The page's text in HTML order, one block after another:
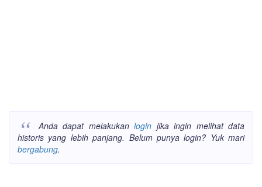
Anda dapat melakukanlogin jika ingin melihat data
historis yang lebih panjang. Belum punya login? Yuk mari
bergabung.